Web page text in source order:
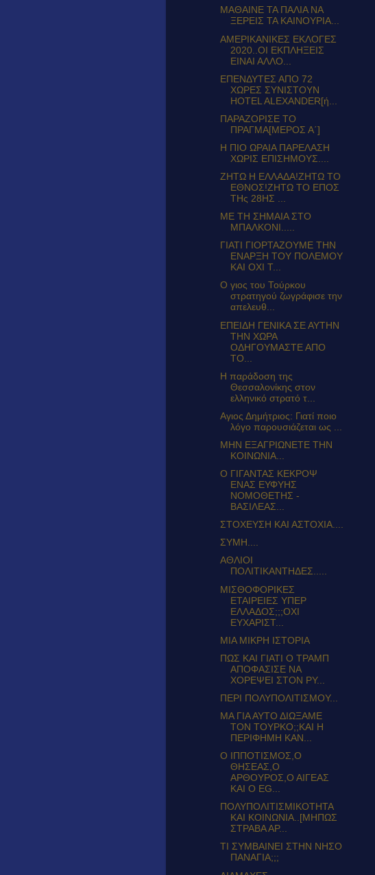
ΜΑΘΑΙΝΕ ΤΑ ΠΑΛΙΑ ΝΑ
ΞΕΡΕΙΣ ΤΑ ΚΑΙΝΟΥΡΙΑ...
ΑΜΕΡΙΚΑΝΙΚΕΣ ΕΚΛΟΓΕΣ
2020..ΟΙ ΕΚΠΛΗΞΕΙΣ
ΕΙΝΑΙ ΑΛΛΟ...
ΕΠΕΝΔΥΤΕΣ ΑΠΟ 72
ΧΩΡΕΣ ΣΥΝΙΣΤΟΥΝ
HOTEL ALEXANDER[ή...
ΠΑΡΑΖΟΡΙΣΕ ΤΟ
ΠΡΑΓΜΑ[ΜΕΡΟΣ Α΄]
Η ΠΙΟ ΩΡΑΙΑ ΠΑΡΕΛΑΣΗ
ΧΩΡΙΣ ΕΠΙΣΗΜΟΥΣ....
ΖΗΤΩ Η ΕΛΛΑΔΑ!ΖΗΤΩ ΤΟ
ΕΘΝΟΣ!ΖΗΤΩ ΤΟ ΕΠΟΣ
ΤΗς 28ΗΣ ...
ΜΕ ΤΗ ΣΗΜΑΙΑ ΣΤΟ
ΜΠΑΛΚΟΝΙ.....
ΓΙΑΤΙ ΓΙΟΡΤΑΖΟΥΜΕ ΤΗΝ
ΕΝΑΡΞΗ ΤΟΥ ΠΟΛΕΜΟΥ
ΚΑΙ ΟΧΙ Τ...
Ο γιος του Τούρκου
στρατηγού ζωγράφισε την
απελευθ...
ΕΠΕΙΔΗ ΓΕΝΙΚΑ ΣΕ ΑΥΤΗΝ
ΤΗΝ ΧΩΡΑ
ΟΔΗΓΟΥΜΑΣΤΕ ΑΠΟ
ΤΟ...
Η παράδοση της
Θεσσαλονίκης στον
ελληνικό στρατό τ...
Αγιος Δημήτριος: Γιατί ποιο
λόγο παρουσιάζεται ως ...
ΜΗΝ ΕΞΑΓΡΙΩΝΕΤΕ ΤΗΝ
ΚΟΙΝΩΝΙΑ...
Ο ΓΙΓΑΝΤΑΣ ΚΕΚΡΟΨ
ΕΝΑΣ ΕΥΦΥΗΣ
ΝΟΜΟΘΕΤΗΣ -
ΒΑΣΙΛΕΑΣ...
ΣΤΟΧΕΥΣΗ ΚΑΙ ΑΣΤΟΧΙΑ....
ΣΥΜΗ....
ΑΘΛΙΟΙ
ΠΟΛΙΤΙΚΑΝΤΗΔΕΣ.....
ΜΙΣΘΟΦΟΡΙΚΕΣ
ΕΤΑΙΡΕΙΕΣ ΥΠΕΡ
ΕΛΛΑΔΟΣ;;;ΟΧΙ
ΕΥΧΑΡΙΣΤ...
ΜΙΑ ΜΙΚΡΗ ΙΣΤΟΡΙΑ
ΠΩΣ ΚΑΙ ΓΙΑΤΙ Ο ΤΡΑΜΠ
ΑΠΟΦΑΣΙΣΕ ΝΑ
ΧΟΡΕΨΕΙ ΣΤΟΝ ΡΥ...
ΠΕΡΙ ΠΟΛΥΠΟΛΙΤΙΣΜΟΥ...
ΜΑ ΓΙΑ ΑΥΤΟ ΔΙΩΞΑΜΕ
ΤΟΝ ΤΟΥΡΚΟ;;ΚΑΙ Η
ΠΕΡΙΦΗΜΗ ΚΑΝ...
Ο ΙΠΠΟΤΙΣΜΟΣ,Ο
ΘΗΣΕΑΣ,Ο
ΑΡΘΟΥΡΟΣ,Ο ΑΙΓΕΑΣ
ΚΑΙ Ο EG...
ΠΟΛΥΠΟΛΙΤΙΣΜΙΚΟΤΗΤΑ
ΚΑΙ ΚΟΙΝΩΝΙΑ..[ΜΗΠΩΣ
ΣΤΡΑΒΑ ΑΡ...
ΤΙ ΣΥΜΒΑΙΝΕΙ ΣΤΗΝ ΝΗΣΟ
ΠΑΝΑΓΙΑ;;;